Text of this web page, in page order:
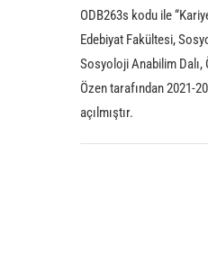
ODB263s kodu ile
Edebiyat Fakültesi,
Sosyoloji Anabilim
Özen tarafından 2021-
açılmıştır.